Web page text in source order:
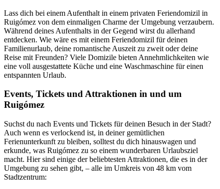
Lass dich bei einem Aufenthalt in einem privaten Feriendomizil in
Ruigómez von dem einmaligen Charme der Umgebung verzaubern.
Während deines Aufenthalts in der Gegend wirst du allerhand
entdecken. Wie wäre es mit einem Feriendomizil für deinen
Familienurlaub, deine romantische Auszeit zu zweit oder deine
Reise mit Freunden? Viele Domizile bieten Annehmlichkeiten wie
eine voll ausgestattete Küche und eine Waschmaschine für einen
entspannten Urlaub.
Events, Tickets und Attraktionen in und um
Ruigómez
Suchst du nach Events und Tickets für deinen Besuch in der Stadt?
Auch wenn es verlockend ist, in deiner gemütlichen
Ferienunterkunft zu bleiben, solltest du dich hinauswagen und
erkunde, was Ruigómez zu so einem wunderbaren Urlaubsziel
macht. Hier sind einige der beliebtesten Attraktionen, die es in der
Umgebung zu sehen gibt, – alle im Umkreis von 48 km vom
Stadtzentrum: